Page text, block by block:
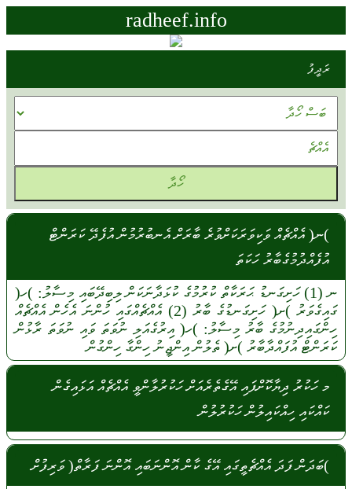
radheef.info
ރަދީފު
)ނ( އެއްޗެއް ވަކިވަރަކަށްވުރެ ބާރަށް އެނބުރުމުން އުފެދޭ ކަރަންޓް
އުފެއްދުމުގެބާރު ހަކަތަ
ނ(1) ހަށިގަނޑުޙަރަކާތް ކުރުމުގެ ކުޅަދާނަކަންލިބިދޭބައިމިސާލު: )ހ(
ގައިގެވަރު )ށ(ހަށިގަނޑުގެބާރު (2) އެއްޗެއްގައިހުންނައެހެންއެއްޗެއް
ހިންގައިދިނުމުގެ ބާރު މިސާލު: )ހ( އިރުގެއަލި ނުވަތަވައި ނުވަތަ ރާޅުން
ކަރަންޓް އުފައްދާބާރު )ށ( ތެލުންއިންޖީނުހިންގާ ހިންގުން
މ ހަކުރު ދިޔާކޮށްފައި އޭގެތެރެއަށް ހަކުރުލާންވީ އެއްޗެއް އަޅައިގެން
ކައްކައި ހިއްކައިލުން ހަކުރުލުން
)ބަދަން ފަދަ އެއްޗެތީގައި އޭގެ ކާން އޮންނަބައި އޮންނަ ފަރާތް( ވަރިފުށް